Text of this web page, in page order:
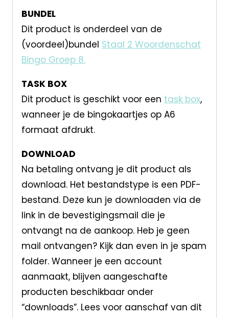
BUNDEL
Dit product is onderdeel van de
(voordeel)bundel Staal 2 Woordenschat
Bingo Groep 8.
TASK BOX
Dit product is geschikt voor een task box,
wanneer je de bingokaartjes op A6
formaat afdrukt.
DOWNLOAD
Na betaling ontvang je dit product als
download. Het bestandstype is een PDF-
bestand. Deze kun je downloaden via de
link in de bevestigingsmail die je
ontvangt na de aankoop. Heb je geen
mail ontvangen? Kijk dan even in je spam
folder. Wanneer je een account
aanmaakt, blijven aangeschafte
producten beschikbaar onder
“downloads”. Lees voor aanschaf van dit